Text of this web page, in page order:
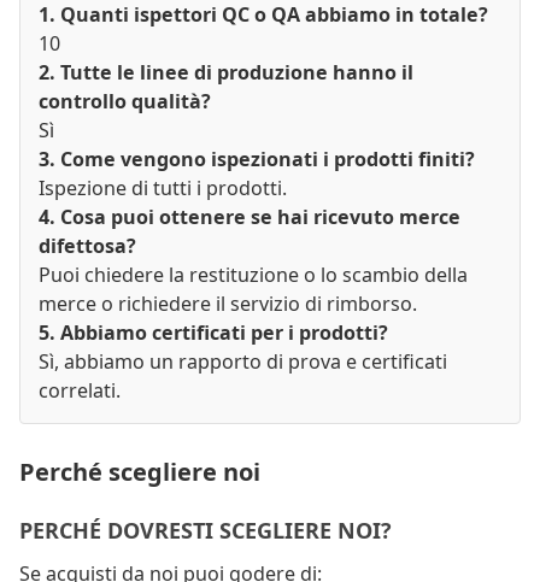
1. Quanti ispettori QC o QA abbiamo in totale?
10
2. Tutte le linee di produzione hanno il
controllo qualità?
Sì
3. Come vengono ispezionati i prodotti finiti?
Ispezione di tutti i prodotti.
4. Cosa puoi ottenere se hai ricevuto merce
difettosa?
Puoi chiedere la restituzione o lo scambio della
merce o richiedere il servizio di rimborso.
5. Abbiamo certificati per i prodotti?
Sì, abbiamo un rapporto di prova e certificati
correlati.
Perché scegliere noi
PERCHÉ DOVRESTI SCEGLIERE NOI?
Se acquisti da noi puoi godere di: